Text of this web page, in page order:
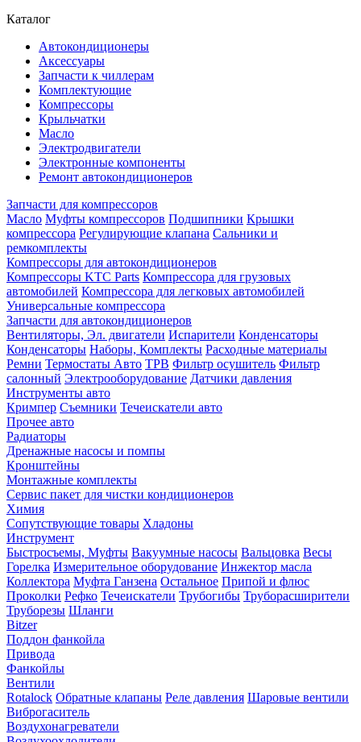
Каталог
Автокондиционеры
Аксессуары
Запчасти к чиллерам
Комплектующие
Компрессоры
Крыльчатки
Масло
Электродвигатели
Электронные компоненты
Ремонт автокондиционеров
Запчасти для компрессоров
Масло Муфты компрессоров Подшипники Крышки
компрессора Регулирующие клапана Сальники и
ремкомплекты
Компрессоры для автокондиционеров
Компрессоры KTC Parts Компрессора для грузовых
автомобилей Компрессора для легковых автомобилей
Универсальные компрессора
Запчасти для автокондиционеров
Вентиляторы, Эл. двигатели Испарители Конденсаторы
Конденсаторы Наборы, Комплекты Расходные материалы
Ремни Термостаты Авто ТРВ Фильтр осушитель Фильтр
салонный Электрооборудование Датчики давления
Инструменты авто
Кримпер Съемники Течеискатели авто
Прочее авто
Радиаторы
Дренажные насосы и помпы
Кронштейны
Монтажные комплекты
Сервис пакет для чистки кондиционеров
Химия
Сопутствующие товары Хладоны
Инструмент
Быстросъемы, Муфты Вакуумные насосы Вальцовка Весы
Горелка Измерительное оборудование Инжектор масла
Коллектора Муфта Ганзена Остальное Припой и флюс
Проколки Рефко Течеискатели Трубогибы Труборасширители
Труборезы Шланги
Bitzer
Поддон фанкойла
Привода
Фанкойлы
Вентили
Rotalock Обратные клапаны Реле давления Шаровые вентили
Виброгаситель
Воздухонагреватели